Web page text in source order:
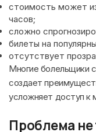
стоимость может
часов;
сложно
билеты на
отсутствует
Многие болельщики
создает
усложняет доступ к
Проблема не